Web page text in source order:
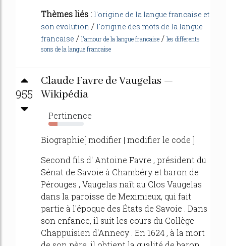
Thèmes liés : l'origine de la langue francaise et
son evolution / l'origine des mots de la langue
francaise / l'amour de la langue francaise / les differents
sons de la langue francaise
955
Claude Favre de Vaugelas —
Wikipédia
Pertinence
25%
Biographie[ modifier | modifier le code ]
Second fils d' Antoine Favre , président du
Sénat de Savoie à Chambéry et baron de
Pérouges , Vaugelas naît au Clos Vaugelas
dans la paroisse de Meximieux, qui fait
partie à l'époque des États de Savoie . Dans
son enfance, il suit les cours du Collège
Chappuisien d'Annecy . En 1624 , à la mort